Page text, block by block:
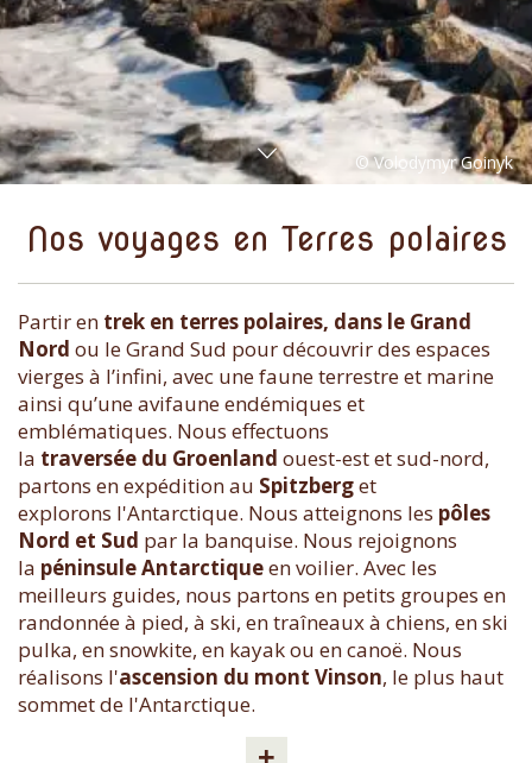
Nos voyages en Terres polaires
Partir en trek en terres polaires, dans le Grand
Nord ou le Grand Sud pour découvrir des espaces
vierges à l’infini, avec une faune terrestre et marine
ainsi qu’une avifaune endémiques et
emblématiques. Nous effectuons
la traversée du Groenland ouest-est et sud-nord,
partons en expédition au Spitzberget
explorons l'Antarctique. Nous atteignons les pôles
Nord et Sud par la banquise. Nous rejoignons
la péninsule Antarctiqueen voilier. Avec les
meilleurs guides, nous partons en petits groupes en
randonnée à pied, à ski, en traîneaux à chiens, en ski
pulka, en snowkite, en kayak ou en canoë. Nous
réalisons l'ascension du mont Vinson, le plus haut
sommet de l'Antarctique.